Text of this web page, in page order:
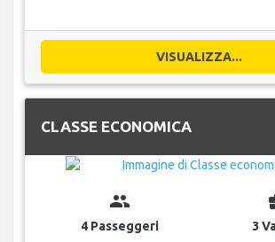
VISUALIZZA...
CLASSE ECONOMICA
group
4 Passeggeri
3